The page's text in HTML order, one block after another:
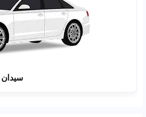
سيدان